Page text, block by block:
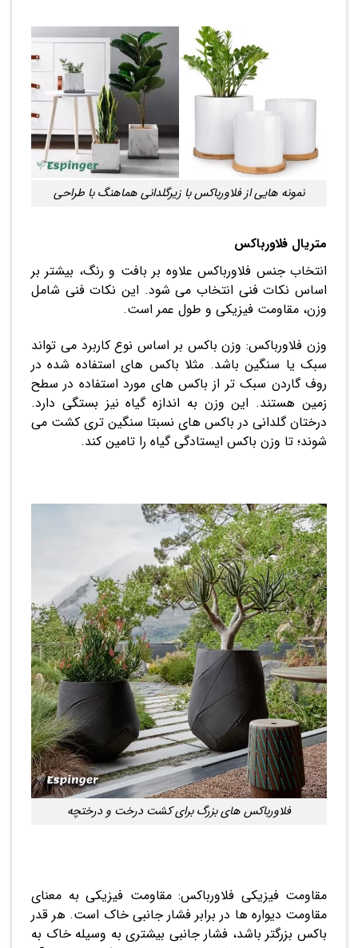
نمونه هایی از فلاورباکس با زیرگلدانی هماهنگ با طراحی
متریال فلاورباکس
انتخاب جنس فلاورباکس علاوه بر بافت و رنگ، بیشتر بر
اساس نکات فنی انتخاب می شود. این نکات فنی شامل
وزن، مقاومت فیزیکی و طول عمر است.
وزن فلاورباکس: وزن باکس بر اساس نوع کاربرد می تواند
سبک یا سنگین باشد. مثلا باکس های استفاده شده در
روف گاردن سبک تر از باکس های مورد استفاده در سطح
زمین هستند. این وزن به اندازه گیاه نیز بستگی دارد.
درختان گلدانی در باکس های نسبتا سنگین تری کشت می
شوند؛ تا وزن باکس ایستادگی گیاه را تامین کند.
فلاورباکس های بزرگ برای کشت درخت و درختچه
مقاومت فیزیکی فلاورباکس: مقاومت فیزیکی به معنای
مقاومت دیواره ها در برابر فشار جانبی خاک است. هر قدر
باکس بزرگتر باشد، فشار جانبی بیشتری به وسیله خاک به